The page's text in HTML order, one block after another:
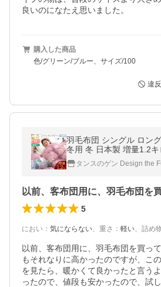
良いのになたえ思いました。
購入した商品
色/グリーン/ブルー、サイズ/100
違
羽毛布団 シングル ロン
冬用 冬 日本製 増量1.2キ
ダウン93％ 暖かい 羽毛
タンスのゲン Design the
5
におい ： 気にならない、 重さ ： 軽い、 詰め
以前、客布団用に、羽毛布団を買っ
もそれなりに高かったのですが、こ
を見たら、暖かくて良かったと言う
ったので、値段も安かったので、試